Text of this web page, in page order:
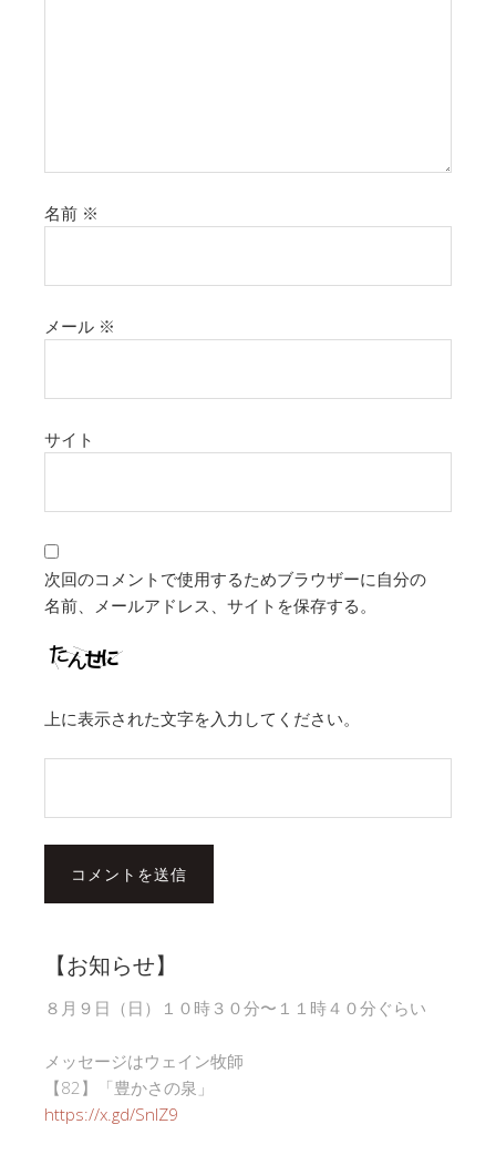
名前 ※
メール ※
サイト
次回のコメントで使用するためブラウザーに自分の
名前、メールアドレス、サイトを保存する。
上に表示された文字を入力してください。
【お知らせ】
８月９日（日）１０時３０分〜１１時４０分ぐらい
メッセージはウェイン牧師
【82】「豊かさの泉」
https://x.gd/SnlZ9